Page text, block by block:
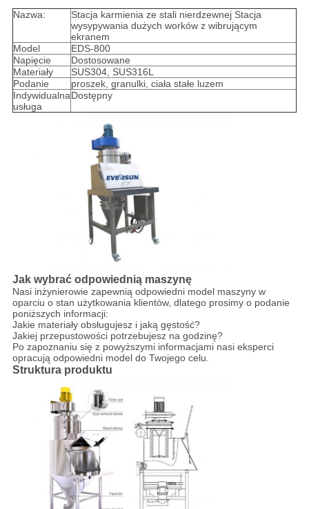
Nazwa:
Stacja karmienia ze stali nierdzewnej Stacja
wysypywania dużych worków z wibrującym
ekranem
Model
EDS-800
Napięcie
Dostosowane
Materiały
SUS304, SUS316L
Podanie
proszek, granulki, ciała stałe luzem
Indywidualna
usługa
Dostępny
Jak wybrać odpowiednią maszynę
Nasi inżynierowie zapewnią odpowiedni model maszyny w
oparciu o stan użytkowania klientów, dlatego prosimy o podanie
poniższych informacji:
Jakie materiały obsługujesz i jaką gęstość?
Jakiej przepustowości potrzebujesz na godzinę?
Po zapoznaniu się z powyższymi informacjami nasi eksperci
opracują odpowiedni model do Twojego celu.
Struktura produktu